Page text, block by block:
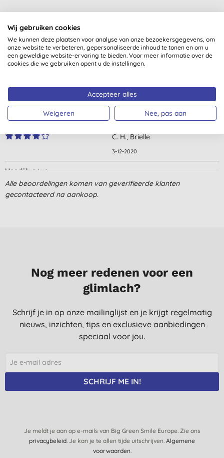
Klantbeoordelingen
4,7 van 5 (10 beoordelingen )
C. R., Lage Vuursche
29-10-2021
word je lekker wakker van
C. H., Brielle
3-12-2020
Heerlijk geur
E., Gouda
zeer goed product
S., Hever
Ben ook al jaren fan van Weleda
K. T., Eppegem
Heerlijk en goed voor lijf en milieu
I. H., Gouda
S. B., Zoersel
19-7-2014
Alle beoordelingen komen van geverifieerde klanten
gecontacteerd na aankoop.
Nog meer redenen voor een
glimlach?
Schrijf je in op onze mailinglijst en je krijgt regelmatig
nieuws, inzichten, tips en exclusieve aanbiedingen
speciaal voor jou.
SCHRIJF ME IN!
Je meldt je aan op e-mails van Big Green Smile Europe. Zie ons
privacybeleid. Je kan je te allen tijde uitschrijven. Algemene
voorwaarden.
Wij gebruiken cookies
We kunnen deze plaatsen voor analyse van onze bezoekersgegevens, om
onze website te verbeteren, gepersonaliseerde inhoud te tonen en om u
een geweldige website-ervaring te bieden. Voor meer informatie over de
cookies die we gebruiken opent u de instellingen.
Accepteer alles
Weigeren Nee, pas aan